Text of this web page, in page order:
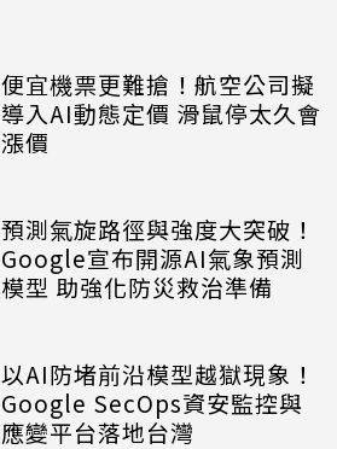
便宜機票更難搶！航空公司擬
導入AI動態定價 滑鼠停太久會
漲價
預測氣旋路徑與強度大突破！
Google宣布開源AI氣象預測
模型 助強化防災救治準備
以AI防堵前沿模型越獄現象！
Google SecOps資安監控與
應變平台落地台灣